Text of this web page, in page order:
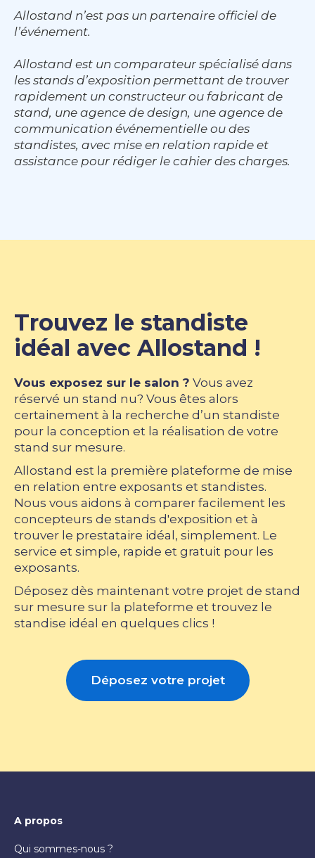
Allostand n’est pas un partenaire officiel de
l’événement.
Allostand est un comparateur spécialisé dans
les stands d’exposition permettant de trouver
rapidement un constructeur ou fabricant de
stand, une agence de design, une agence de
communication événementielle ou des
standistes, avec mise en relation rapide et
assistance pour rédiger le cahier des charges.
Trouvez le standiste
idéal avec Allostand !
Vous exposez sur le salon ? Vous avez
réservé un stand nu? Vous êtes alors
certainement à la recherche d’un standiste
pour la conception et la réalisation de votre
stand sur mesure.
Allostand est la première plateforme de mise
en relation entre exposants et standistes.
Nous vous aidons à comparer facilement les
concepteurs de stands d'exposition et à
trouver le prestataire idéal, simplement. Le
service et simple, rapide et gratuit pour les
exposants.
Déposez dès maintenant votre projet de stand
sur mesure sur la plateforme et trouvez le
standise idéal en quelques clics !
Déposez votre projet
A propos
Qui sommes-nous ?